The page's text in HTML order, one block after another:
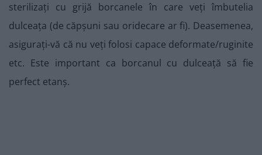
sterilizați cu grijă borcanele în care veți îmbutelia
dulceața (de căpșuni sau oridecare ar fi). Deasemenea,
asigurați-vă că nu veți folosi capace deformate/ruginite
etc. Este important ca borcanul cu dulceață să fie
perfect etanș.